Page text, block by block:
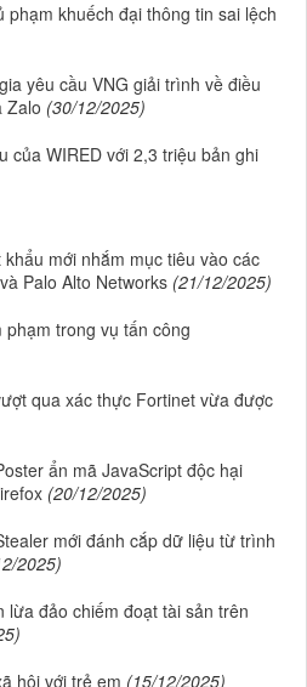
phạm khuếch đại thông tin sai lệch
yêu cầu VNG giải trình về điều
Zalo (30/12/2025)
của WIRED với 2,3 triệu bản ghi
mới nhắm mục tiêu vào các
Palo Alto Networks (21/12/2025)
trong vụ tấn công
qua xác thực Fortinet vừa được
ẩn mã JavaScript độc hại
(20/12/2025)
mới đánh cắp dữ liệu từ trình
2025)
lừa đảo chiếm đoạt tài sản trên
hội với trẻ em (15/12/2025)